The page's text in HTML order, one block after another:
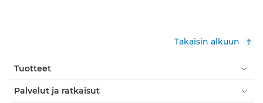
Takaisin alkuun
Tuotteet
Palvelut ja ratkaisut